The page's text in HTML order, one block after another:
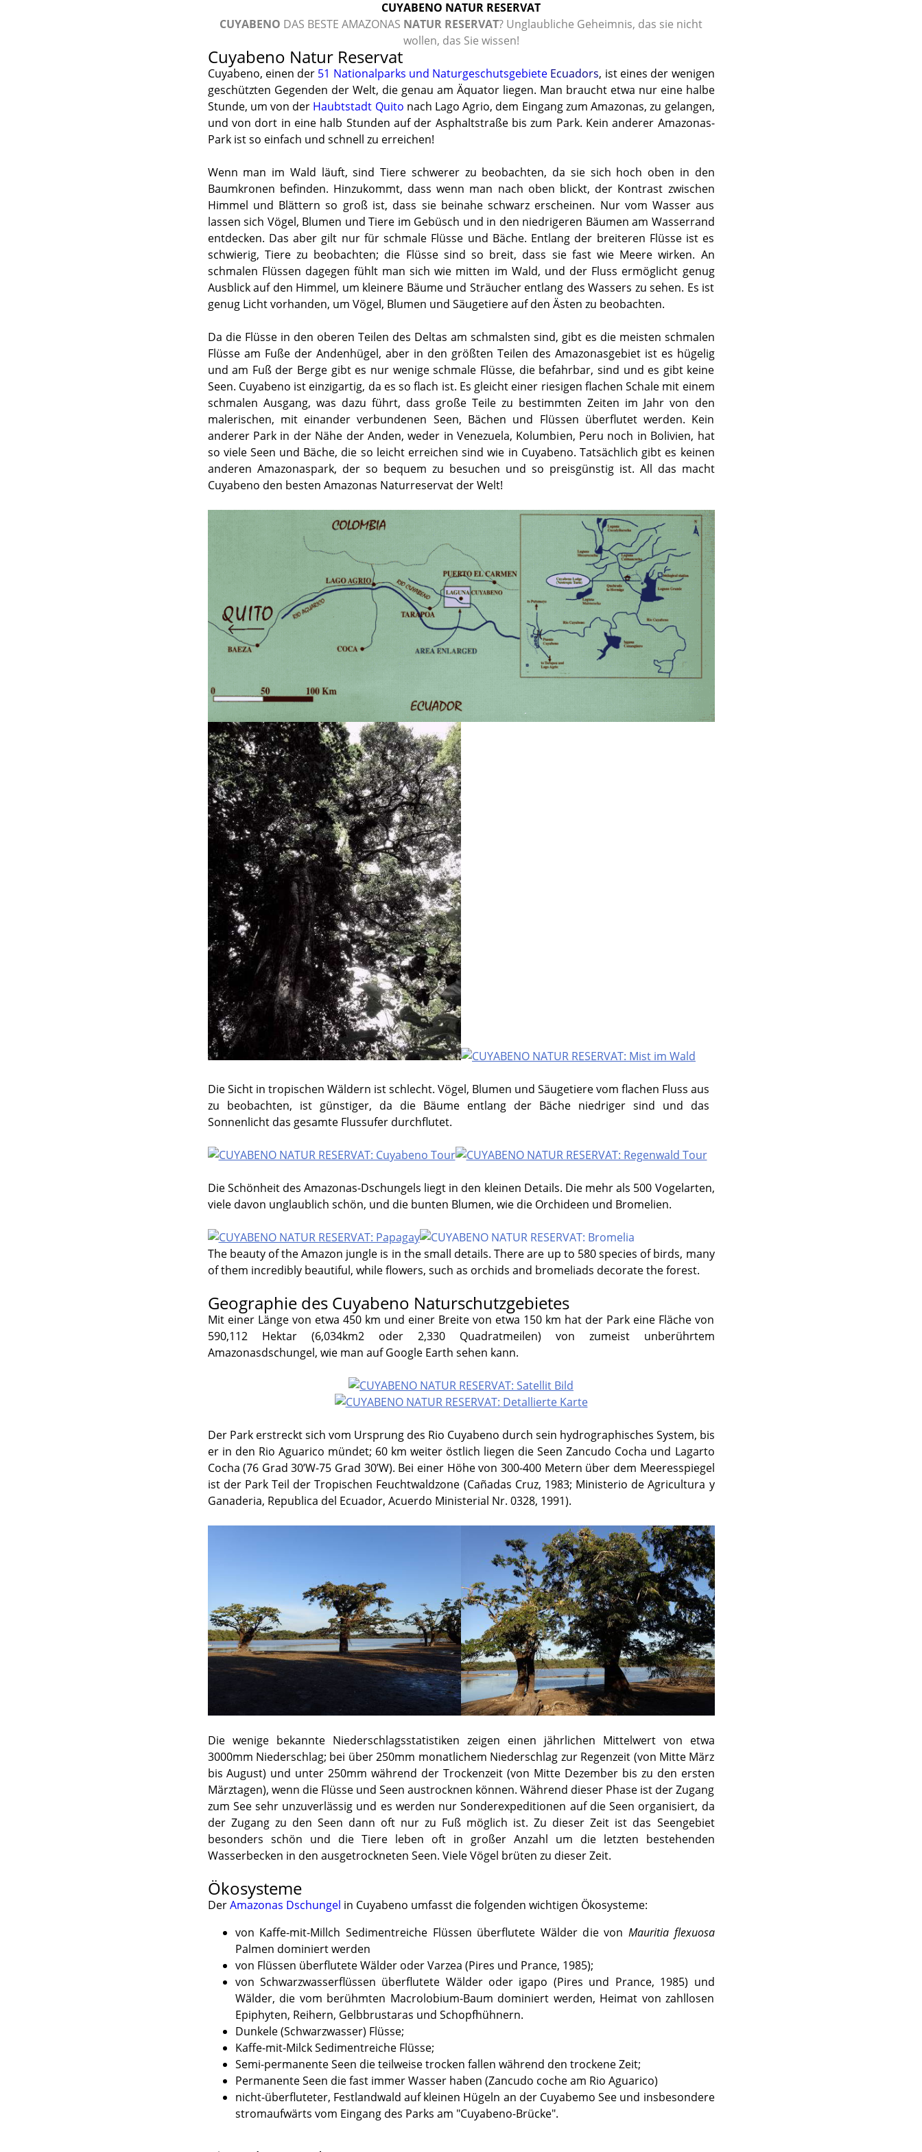
CUYABENO NATUR RESERVAT
CUYABENO DAS BESTE AMAZONAS NATUR RESERVAT? Unglaubliche Geheimnis, das sie nicht
wollen, das Sie wissen!
Cuyabeno Natur Reservat
Cuyabeno, einen der 51 Nationalparks und Naturgeschutsgebiete Ecuadors, ist eines der wenigen
geschützten Gegenden der Welt, die genau am Äquator liegen. Man braucht etwa nur eine halbe
Stunde, um von der Haubtstadt Quito nach Lago Agrio, dem Eingang zum Amazonas, zu gelangen,
und von dort in eine halb Stunden auf der Asphaltstraße bis zum Park. Kein anderer Amazonas-
Park ist so einfach und schnell zu erreichen!
Wenn man im Wald läuft, sind Tiere schwerer zu beobachten, da sie sich hoch oben in den
Baumkronen befinden. Hinzukommt, dass wenn man nach oben blickt, der Kontrast zwischen
Himmel und Blättern so groß ist, dass sie beinahe schwarz erscheinen. Nur vom Wasser aus
lassen sich Vögel, Blumen und Tiere im Gebüsch und in den niedrigeren Bäumen am Wasserrand
entdecken. Das aber gilt nur für schmale Flüsse und Bäche. Entlang der breiteren Flüsse ist es
schwierig, Tiere zu beobachten; die Flüsse sind so breit, dass sie fast wie Meere wirken. An
schmalen Flüssen dagegen fühlt man sich wie mitten im Wald, und der Fluss ermöglicht genug
Ausblick auf den Himmel, um kleinere Bäume und Sträucher entlang des Wassers zu sehen. Es ist
genug Licht vorhanden, um Vögel, Blumen und Säugetiere auf den Ästen zu beobachten.
Da die Flüsse in den oberen Teilen des Deltas am schmalsten sind, gibt es die meisten schmalen
Flüsse am Fuße der Andenhügel, aber in den größten Teilen des Amazonasgebiet ist es hügelig
und am Fuß der Berge gibt es nur wenige schmale Flüsse, die befahrbar, sind und es gibt keine
Seen. Cuyabeno ist einzigartig, da es so flach ist. Es gleicht einer riesigen flachen Schale mit einem
schmalen Ausgang, was dazu führt, dass große Teile zu bestimmten Zeiten im Jahr von den
malerischen, mit einander verbundenen Seen, Bächen und Flüssen überflutet werden. Kein
anderer Park in der Nähe der Anden, weder in Venezuela, Kolumbien, Peru noch in Bolivien, hat
so viele Seen und Bäche, die so leicht erreichen sind wie in Cuyabeno. Tatsächlich gibt es keinen
anderen Amazonaspark, der so bequem zu besuchen und so preisgünstig ist. All das macht
Cuyabeno den besten Amazonas Naturreservat der Welt!
Die Sicht in tropischen Wäldern ist schlecht. Vögel, Blumen und Säugetiere vom flachen Fluss aus
zu beobachten, ist günstiger, da die Bäume entlang der Bäche niedriger sind und das
Sonnenlicht das gesamte Flussufer durchflutet.
Die Schönheit des Amazonas-Dschungels liegt in den kleinen Details. Die mehr als 500 Vogelarten,
viele davon unglaublich schön, und die bunten Blumen, wie die Orchideen und Bromelien.
The beauty of the Amazon jungle is in the small details. There are up to 580 species of birds, many
of them incredibly beautiful, while flowers, such as orchids and bromeliads decorate the forest.
Geographie des Cuyabeno Naturschutzgebietes
Mit einer Länge von etwa 450 km und einer Breite von etwa 150 km hat der Park eine Fläche von
590,112 Hektar (6,034km2 oder 2,330 Quadratmeilen) von zumeist unberührtem
Amazonasdschungel, wie man auf Google Earth sehen kann.
Der Park erstreckt sich vom Ursprung des Rio Cuyabeno durch sein hydrographisches System, bis
er in den Rio Aguarico mündet; 60 km weiter östlich liegen die Seen Zancudo Cocha und Lagarto
Cocha (76 Grad 30’W-75 Grad 30’W). Bei einer Höhe von 300-400 Metern über dem Meeresspiegel
ist der Park Teil der Tropischen Feuchtwaldzone (Cañadas Cruz, 1983; Ministerio de Agricultura y
Ganaderia, Republica del Ecuador, Acuerdo Ministerial Nr. 0328, 1991).
Die wenige bekannte Niederschlagsstatistiken zeigen einen jährlichen Mittelwert von etwa
3000mm Niederschlag; bei über 250mm monatlichem Niederschlag zur Regenzeit (von Mitte März
bis August) und unter 250mm während der Trockenzeit (von Mitte Dezember bis zu den ersten
Märztagen), wenn die Flüsse und Seen austrocknen können. Während dieser Phase ist der Zugang
zum See sehr unzuverlässig und es werden nur Sonderexpeditionen auf die Seen organisiert, da
der Zugang zu den Seen dann oft nur zu Fuß möglich ist. Zu dieser Zeit ist das Seengebiet
besonders schön und die Tiere leben oft in großer Anzahl um die letzten bestehenden
Wasserbecken in den ausgetrockneten Seen. Viele Vögel brüten zu dieser Zeit.
Ökosysteme
DerAmazonas Dschungel in Cuyabeno umfasst die folgenden wichtigen Ökosysteme:
von Kaffe-mit-Millch Sedimentreiche Flüssen überflutete Wälder die von Mauritia flexuosa
Palmen dominiert werden
von Flüssen überflutete Wälder oder Varzea (Pires und Prance, 1985);
von Schwarzwasserflüssen überflutete Wälder oder igapo (Pires und Prance, 1985) und
Wälder, die vom berühmten Macrolobium-Baum dominiert werden, Heimat von zahllosen
Epiphyten, Reihern, Gelbbrustaras und Schopfhühnern.
Dunkele (Schwarzwasser) Flüsse;
Kaffe-mit-Milck Sedimentreiche Flüsse;
Semi-permanente Seen die teilweise trocken fallen während den trockene Zeit;
Permanente Seen die fast immer Wasser haben (Zancudo coche am Rio Aguarico)
nicht-überfluteter, Festlandwald auf kleinen Hügeln an der Cuyabemo See und insbesondere
stromaufwärts vom Eingang des Parks am "Cuyabeno-Brücke".